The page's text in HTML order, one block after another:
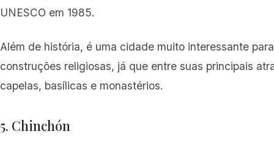
UNESCO em 1985.
Além de história, é uma cidade muito interessante
construções religiosas, já que entre suas principais
capelas, basílicas e monastérios.
5. Chinchón